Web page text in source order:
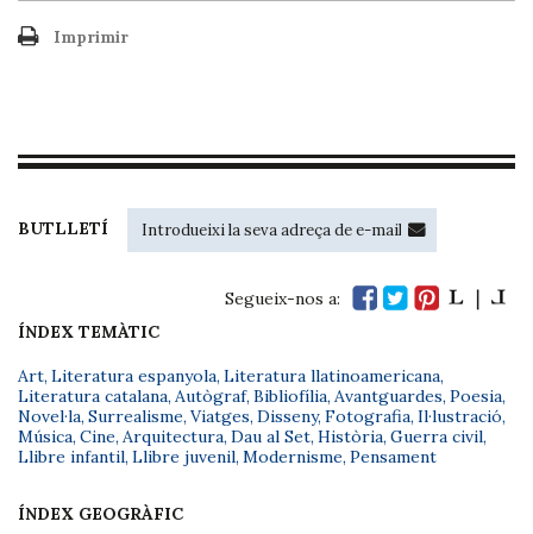
Imprimir
BUTLLETÍ
Segueix-nos a:
ÍNDEX TEMÀTIC
Art, Literatura espanyola, Literatura llatinoamericana,
Literatura catalana, Autògraf, Bibliofília, Avantguardes, Poesia,
Novel·la, Surrealisme, Viatges, Disseny, Fotografia, Il·lustració,
Música, Cine, Arquitectura, Dau al Set, Història, Guerra civil,
Llibre infantil, Llibre juvenil, Modernisme, Pensament
ÍNDEX GEOGRÀFIC